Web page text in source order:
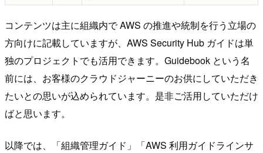
コンテンツは主に組織内で AWS の推進や統制を行う立場の
方向けに記載していますが、AWS Security Hub ガイドは単
独のプロジェクトでも活用できます。Guidebook という名
前には、お客様のクラウドジャーニーのお供にしていただき
たいとの思いが込められています。是非ご活用していただけ
ばと思います。
以降では、「組織管理ガイド」「AWS 利用ガイドラインサ